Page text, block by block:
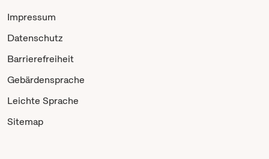
Impressum
Datenschutz
Barrierefreiheit
Gebärdensprache
Leichte Sprache
Sitemap